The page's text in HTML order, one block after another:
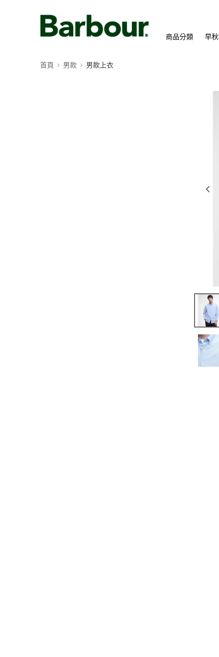
商品分類 早
首頁 男款 男款上衣